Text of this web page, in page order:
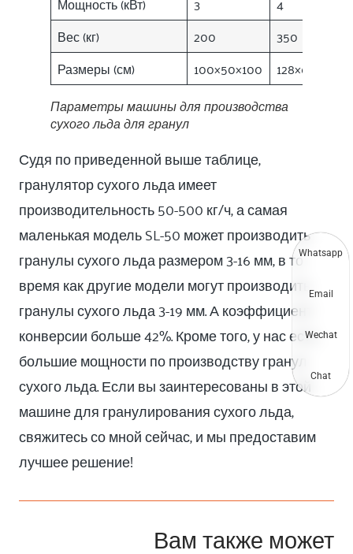
Вес (кг)
200
350
Размеры (см)
100×50×100
128×60×140
Параметры машины для производства
сухого льда для гранул
Судя по приведенной выше таблице,
гранулятор сухого льда имеет
производительность 50-500 кг/ч, а самая
маленькая модель SL-50 может производить
гранулы сухого льда размером 3-16 мм, в то
время как другие модели могут производить
гранулы сухого льда 3-19 мм. А коэффициент
конверсии больше 42%. Кроме того, у нас есть
большие мощности по производству гранул
сухого льда. Если вы заинтересованы в этой
машине для гранулирования сухого льда,
свяжитесь со мной сейчас, и мы предоставим
лучшее решение!
Вам также может
Whatsapp
Email
Wechat
Chat